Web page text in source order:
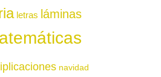
letras láminas
navidad